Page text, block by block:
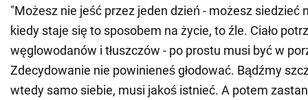
"Możesz nie jeść przez jeden dzień - możesz siedzieć
kiedy staje się to sposobem na życie, to źle. Ciało
węglowodanów i tłuszczów - po prostu musi być w
Zdecydowanie nie powinieneś głodować. Bądźmy
wtedy samo siebie, musi jakoś istnieć. A potem